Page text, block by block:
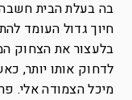
בה בעלת הבית חשבה
חיוך גדול העומד
בלעצור את הצחוק
לדחוק אותו יותר,
מיכל הצמודה אלי.